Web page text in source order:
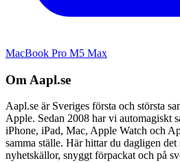
MacBook Pro M5 Max
Om Aapl.se
Aapl.se är Sveriges första och största
Apple. Sedan 2008 har vi automagiskt
iPhone, iPad, Mac, Apple Watch och
samma ställe. Här hittar du dagligen det
nyhetskällor, snyggt förpackat och på